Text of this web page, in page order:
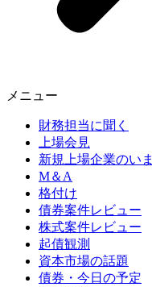
メニュー
財務担当に聞く
上場会見
新規上場企業のいま
M＆A
格付け
債券案件レビュー
株式案件レビュー
起債観測
資本市場の話題
債券・今日の予定